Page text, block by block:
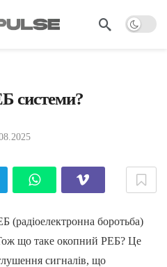
системи?
(радіоелектронна боротьба)
що таке окопний РЕБ? Це
сигналів, що